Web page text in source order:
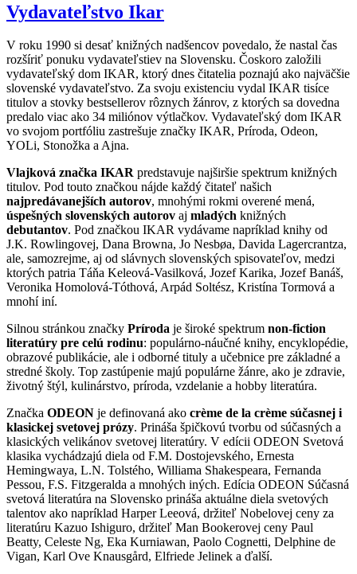
Vydavateľstvo Ikar
V roku 1990 si desať knižných nadšencov povedalo, že nastal čas
rozšíriť ponuku vydavateľstiev na Slovensku. Čoskoro založili
vydavateľský dom IKAR, ktorý dnes čitatelia poznajú ako najväčšie
slovenské vydavateľstvo. Za svoju existenciu vydal IKAR tisíce
titulov a stovky bestsellerov rôznych žánrov, z ktorých sa dovedna
predalo viac ako 34 miliónov výtlačkov. Vydavateľský dom IKAR
vo svojom portfóliu zastrešuje značky IKAR, Príroda, Odeon,
YOLi, Stonožka a Ajna.
Vlajková značka IKAR predstavuje najširšie spektrum knižných
titulov. Pod touto značkou nájde každý čitateľ našich
najpredávanejších autorov, mnohými rokmi overené mená,
úspešných slovenských autorov aj mladých knižných
debutantov. Pod značkou IKAR vydávame napríklad knihy od
J.K. Rowlingovej, Dana Browna, Jo Nesbøa, Davida Lagercrantza,
ale, samozrejme, aj od slávnych slovenských spisovateľov, medzi
ktorých patria Táňa Keleová-Vasilková, Jozef Karika, Jozef Banáš,
Veronika Homolová-Tóthová, Arpád Soltész, Kristína Tormová a
mnohí iní.
Silnou stránkou značky Príroda je široké spektrum non-fiction
literatúry pre celú rodinu: populárno-náučné knihy, encyklopédie,
obrazové publikácie, ale i odborné tituly a učebnice pre základné a
stredné školy. Top zastúpenie majú populárne žánre, ako je zdravie,
životný štýl, kulinárstvo, príroda, vzdelanie a hobby literatúra.
Značka ODEON je definovaná ako crème de la crème súčasnej i
klasickej svetovej prózy. Prináša špičkovú tvorbu od súčasných a
klasických velikánov svetovej literatúry. V edícii ODEON Svetová
klasika vychádzajú diela od F.M. Dostojevského, Ernesta
Hemingwaya, L.N. Tolstého, Williama Shakespeara, Fernanda
Pessou, F.S. Fitzgeralda a mnohých iných. Edícia ODEON Súčasná
svetová literatúra na Slovensko prináša aktuálne diela svetových
talentov ako napríklad Harper Leeová, držiteľ Nobelovej ceny za
literatúru Kazuo Ishiguro, držiteľ Man Bookerovej ceny Paul
Beatty, Celeste Ng, Eka Kurniawan, Paolo Cognetti, Delphine de
Vigan, Karl Ove Knausgård, Elfriede Jelinek a ďalší.